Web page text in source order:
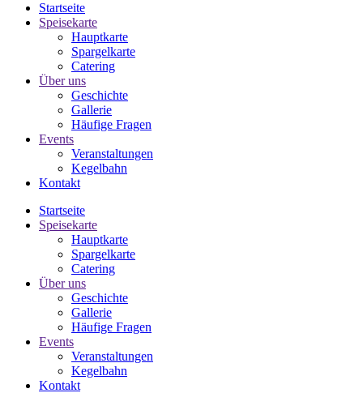
Startseite
Speisekarte
Hauptkarte
Spargelkarte
Catering
Über uns
Geschichte
Gallerie
Häufige Fragen
Events
Veranstaltungen
Kegelbahn
Kontakt
Startseite
Speisekarte
Hauptkarte
Spargelkarte
Catering
Über uns
Geschichte
Gallerie
Häufige Fragen
Events
Veranstaltungen
Kegelbahn
Kontakt